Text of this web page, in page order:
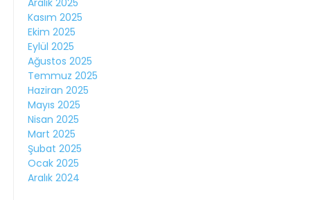
Aralık 2025
Kasım 2025
Ekim 2025
Eylül 2025
Ağustos 2025
Temmuz 2025
Haziran 2025
Mayıs 2025
Nisan 2025
Mart 2025
Şubat 2025
Ocak 2025
Aralık 2024